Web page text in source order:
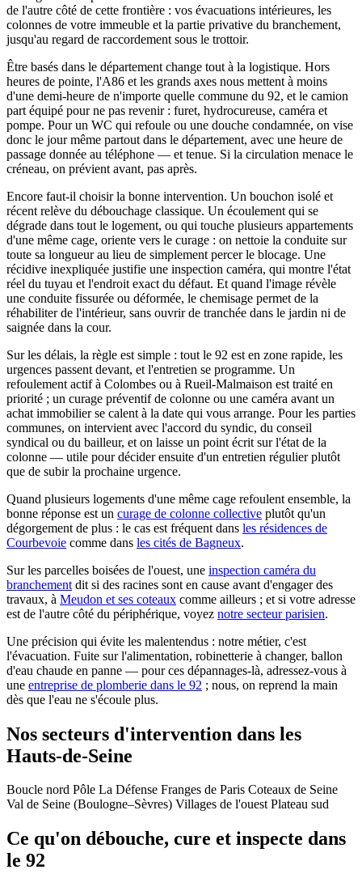
de l'autre côté de cette frontière : vos évacuations intérieures, les
colonnes de votre immeuble et la partie privative du branchement,
jusqu'au regard de raccordement sous le trottoir.
Être basés dans le département change tout à la logistique. Hors
heures de pointe, l'A86 et les grands axes nous mettent à moins
d'une demi-heure de n'importe quelle commune du 92, et le camion
part équipé pour ne pas revenir : furet, hydrocureuse, caméra et
pompe. Pour un WC qui refoule ou une douche condamnée, on vise
donc le jour même partout dans le département, avec une heure de
passage donnée au téléphone — et tenue. Si la circulation menace le
créneau, on prévient avant, pas après.
Encore faut-il choisir la bonne intervention. Un bouchon isolé et
récent relève du débouchage classique. Un écoulement qui se
dégrade dans tout le logement, ou qui touche plusieurs appartements
d'une même cage, oriente vers le curage : on nettoie la conduite sur
toute sa longueur au lieu de simplement percer le blocage. Une
récidive inexpliquée justifie une inspection caméra, qui montre l'état
réel du tuyau et l'endroit exact du défaut. Et quand l'image révèle
une conduite fissurée ou déformée, le chemisage permet de la
réhabiliter de l'intérieur, sans ouvrir de tranchée dans le jardin ni de
saignée dans la cour.
Sur les délais, la règle est simple : tout le 92 est en zone rapide, les
urgences passent devant, et l'entretien se programme. Un
refoulement actif à Colombes ou à Rueil-Malmaison est traité en
priorité ; un curage préventif de colonne ou une caméra avant un
achat immobilier se calent à la date qui vous arrange. Pour les parties
communes, on intervient avec l'accord du syndic, du conseil
syndical ou du bailleur, et on laisse un point écrit sur l'état de la
colonne — utile pour décider ensuite d'un entretien régulier plutôt
que de subir la prochaine urgence.
Quand plusieurs logements d'une même cage refoulent ensemble, la
bonne réponse est un curage de colonne collective plutôt qu'un
dégorgement de plus : le cas est fréquent dans les résidences de
Courbevoie comme dans les cités de Bagneux.
Sur les parcelles boisées de l'ouest, une inspection caméra du
branchement dit si des racines sont en cause avant d'engager des
travaux, à Meudon et ses coteaux comme ailleurs ; et si votre adresse
est de l'autre côté du périphérique, voyez notre secteur parisien.
Une précision qui évite les malentendus : notre métier, c'est
l'évacuation. Fuite sur l'alimentation, robinetterie à changer, ballon
d'eau chaude en panne — pour ces dépannages-là, adressez-vous à
une entreprise de plomberie dans le 92 ; nous, on reprend la main
dès que l'eau ne s'écoule plus.
Nos secteurs d'intervention dans les
Hauts-de-Seine
Boucle nord Pôle La Défense Franges de Paris Coteaux de Seine
Val de Seine (Boulogne–Sèvres) Villages de l'ouestPlateau sud
Ce qu'on débouche, cure et inspecte dans
le 92